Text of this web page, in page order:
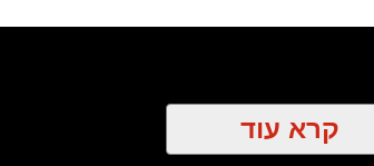
קרא עוד